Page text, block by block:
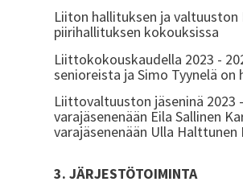
Liiton hallituksen ja valtuuston
piirihallituksen kokouksissa
Liittokokouskaudella 2023 -
senioreista ja Simo Tyynelä on
Liittovaltuuston jäseninä 2023
varajäsenenään Eila Sallinen
varajäsenenään Ulla
3. JÄRJESTÖTOIMINTA